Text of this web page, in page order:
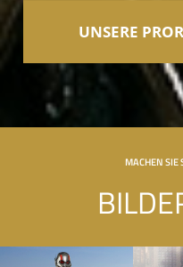
UNSERE
MACHEN SIE